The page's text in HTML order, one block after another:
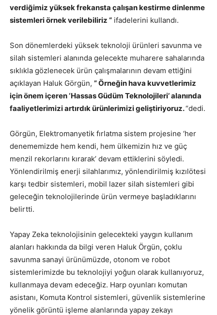
verdiğimiz yüksek frekansta çalışan kestirme dinlenme
sistemleri örnek verilebiliriz “ ifadelerini kullandı.
Son dönemlerdeki yüksek teknoloji ürünleri savunma ve
silah sistemleri alanında gelecekte muharere sahalarında
sıklıkla gözlenecek ürün çalışmalarının devam ettiğini
açıklayan Haluk Görgün, ” Örneğin hava kuvvetlerimiz
için önem içeren ‘Hassas Güdüm Teknolojileri’ alanında
faaliyetlerimizi artırdık ürünlerimizi geliştiriyoruz.“dedi.
Görgün, Elektromanyetik fırlatma sistem projesine ‘her
denememizde hem kendi, hem ülkemizin hız ve güç
menzil rekorlarını kırarak’ devam ettiklerini söyledi.
Yönlendirilmiş enerji silahlarımız, yönlendirilmiş kızılötesi
karşı tedbir sistemleri, mobil lazer silah sistemleri gibi
geleceğin teknolojilerinde ürün vermeye başladıklarını
belirtti.
Yapay Zeka teknolojisinin gelecekteki yaygın kullanım
alanları hakkında da bilgi veren Haluk Örgün, çoklu
savunma sanayi ürünümüzde, otonom ve robot
sistemlerimizde bu teknolojiyi yoğun olarak kullanıyoruz,
kullanmaya devam edeceğiz. Harp oyunları komutan
asistanı, Komuta Kontrol sistemleri, güvenlik sistemlerine
yönelik görüntü işleme alanlarında yapay zekayı